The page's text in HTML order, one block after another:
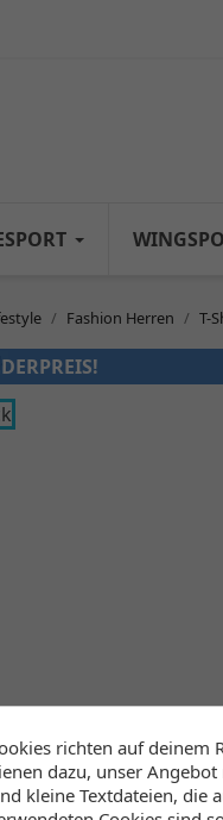
Fashion Herren T-
richten auf deinem
dazu, unser
kleine Textdateien, die